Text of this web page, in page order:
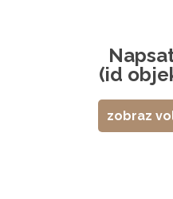
(id
zobraz